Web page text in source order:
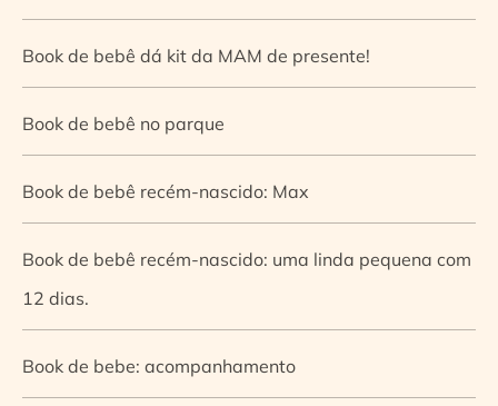
Book de bebê dá kit da MAM de presente!
Book de bebê no parque
Book de bebê recém-nascido: Max
Book de bebê recém-nascido: uma linda pequena com
12 dias.
Book de bebe: acompanhamento